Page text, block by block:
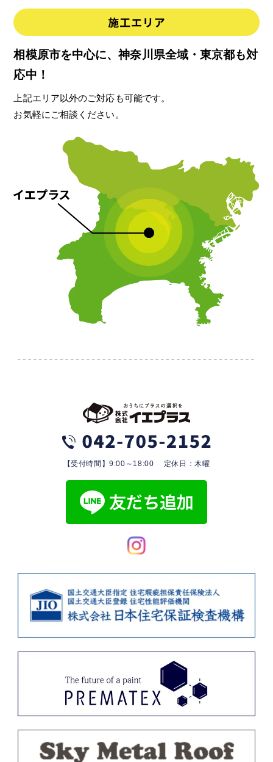
相模原市を中心に、神奈川県全域・東京都も対
応中！
上記エリア以外のご対応も可能です。
お気軽にご相談ください。
【受付時間】9:00～18:00 定休日：木曜